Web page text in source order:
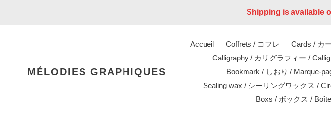
Shipping is available
MÉLODIES GRAPHIQUES
Accueil Coffrets / コフレ Cards / カ
Calligraphy / カリグラフィー /
Bookmark / しおり / Marque-
Sealing wax / シーリングワックス /
Boxs / ボックス /